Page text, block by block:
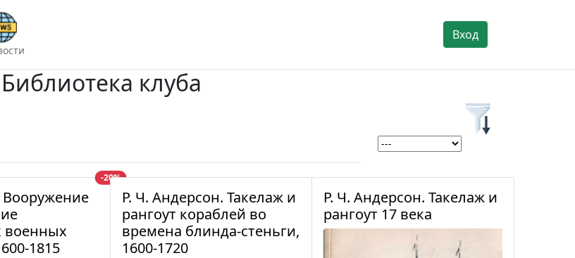
Вход
Библиотека клуба
-20%
Вооружение
военных
1815
Р. Ч. Андерсон. Такелаж и
рангоут кораблей во
времена блинда-стеньги,
1600-1720
Р. Ч. Андерсон. Такелаж и
рангоут 17 века